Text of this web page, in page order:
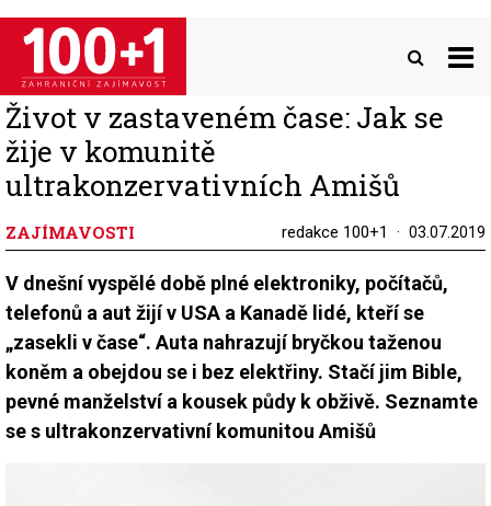
Přejít
hlavnímu
obsahu
Život v zastaveném čase: Jak se
žije v komunitě
ultrakonzervativních Amišů
ZAJÍMAVOSTI redakce 100+1 03.07.2019
V dnešní vyspělé době plné elektroniky, počítačů,
telefonů a aut žijí v USA a Kanadě lidé, kteří se
„zasekli v čase“. Auta nahrazují bryčkou taženou
koněm a obejdou se i bez elektřiny. Stačí jim Bible,
pevné manželství a kousek půdy k obživě. Seznamte
se s ultrakonzervativní komunitou Amišů